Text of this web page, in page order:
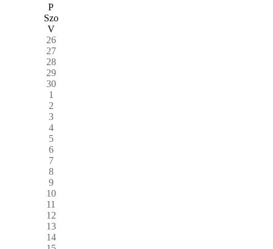
P
Szo
V
26
27
28
29
30
1
2
3
4
5
6
7
8
9
10
11
12
13
14